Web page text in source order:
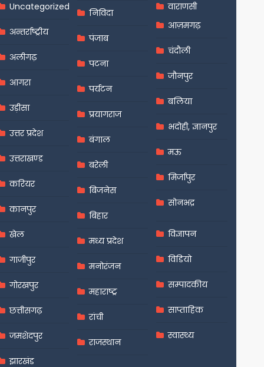
Uncategorized
अन्तर्राष्ट्रीय
अलीगढ़
आगरा
उड़ीसा
उत्तर प्रदेश
उत्तराखण्ड
करियर
कानपुर
खेल
गाजीपुर
गोरखपुर
छत्तीसगढ़
जमशेदपुर
झारखंड
निविदा
पंजाब
पटना
पर्यटन
प्रयागराज
बंगाल
बरेली
बिजनेस
बिहार
मध्य प्रदेश
मनोरंजन
महाराष्ट्र
रांची
राजस्थान
वाराणसी
आज़मगढ़
चंदौली
जौनपुर
बलिया
भदोही, ज्ञानपुर
मऊ
मिर्जापुर
सोनभद्र
विज्ञापन
विडियो
सम्पादकीय
साप्ताहिक
स्वास्थ्य